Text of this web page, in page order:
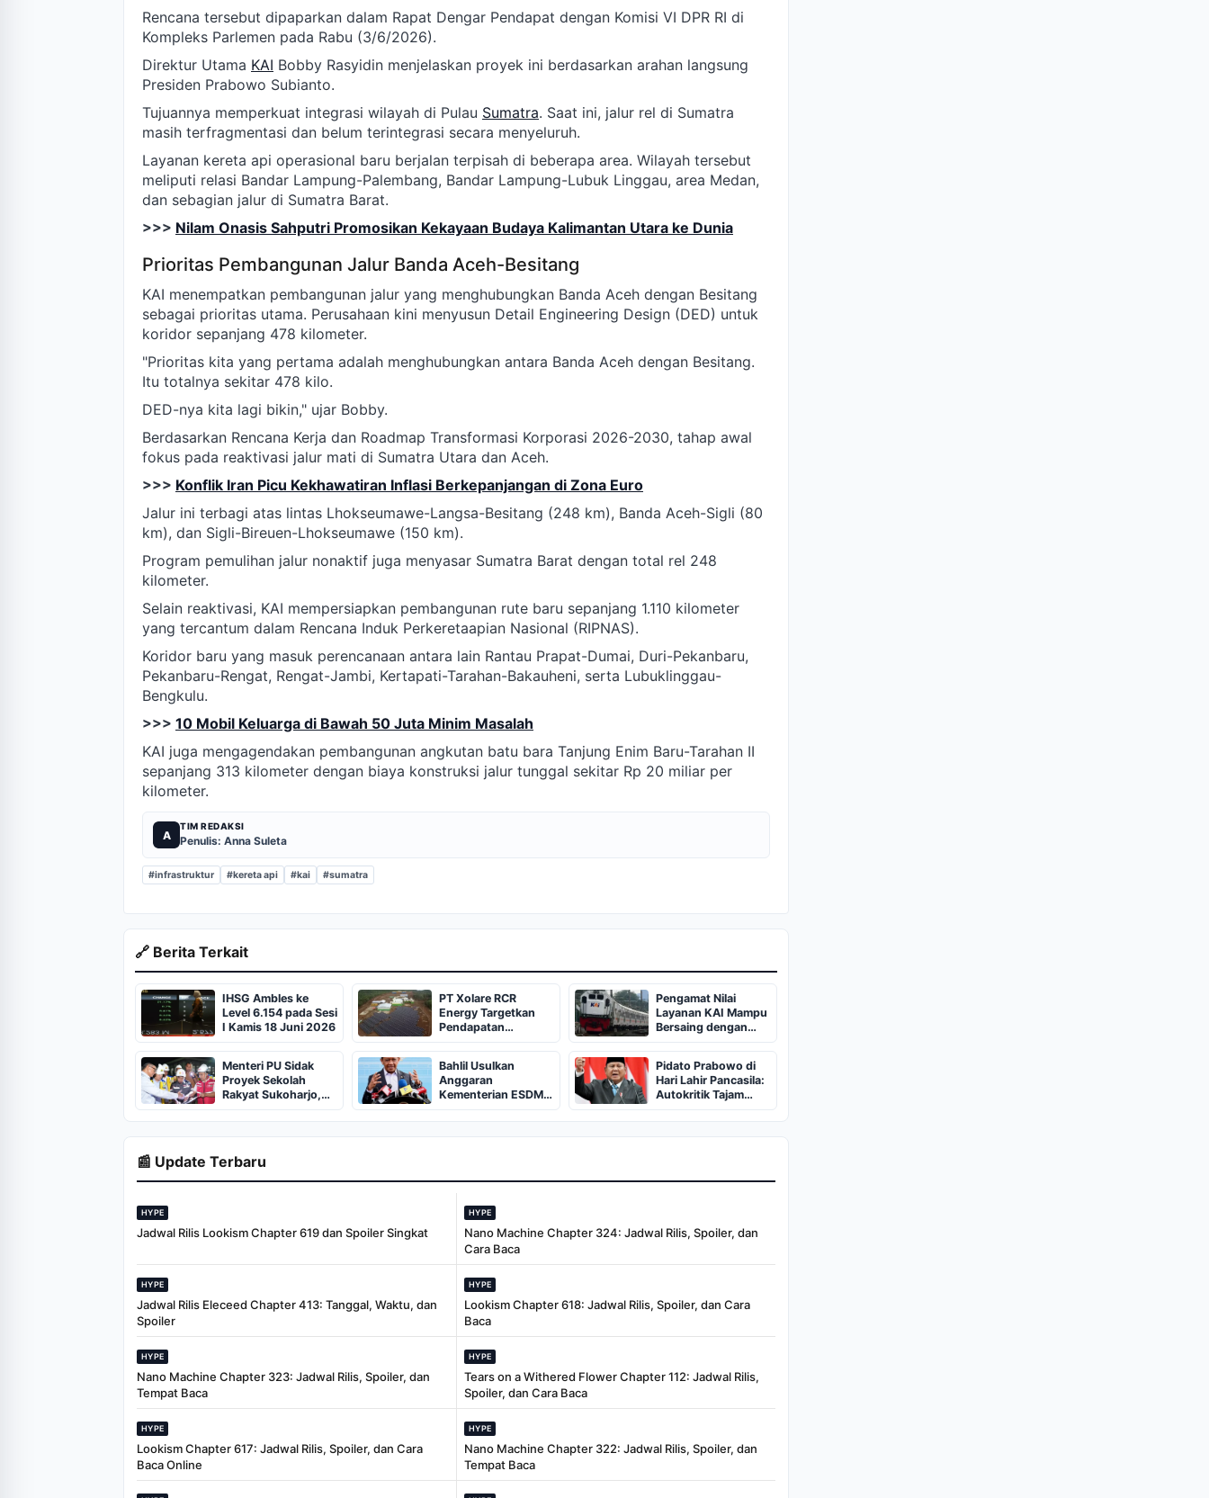
Rencana tersebut dipaparkan dalam Rapat Dengar Pendapat dengan Komisi VI DPR RI di
Kompleks Parlemen pada Rabu (3/6/2026).
Direktur Utama KAI Bobby Rasyidin menjelaskan proyek ini berdasarkan arahan langsung
Presiden Prabowo Subianto.
Tujuannya memperkuat integrasi wilayah di Pulau Sumatra. Saat ini, jalur rel di Sumatra
masih terfragmentasi dan belum terintegrasi secara menyeluruh.
Layanan kereta api operasional baru berjalan terpisah di beberapa area. Wilayah tersebut
meliputi relasi Bandar Lampung-Palembang, Bandar Lampung-Lubuk Linggau, area Medan,
dan sebagian jalur di Sumatra Barat.
>>> Nilam Onasis Sahputri Promosikan Kekayaan Budaya Kalimantan Utara ke Dunia
Prioritas Pembangunan Jalur Banda Aceh-Besitang
KAI menempatkan pembangunan jalur yang menghubungkan Banda Aceh dengan Besitang
sebagai prioritas utama. Perusahaan kini menyusun Detail Engineering Design (DED) untuk
koridor sepanjang 478 kilometer.
"Prioritas kita yang pertama adalah menghubungkan antara Banda Aceh dengan Besitang.
Itu totalnya sekitar 478 kilo.
DED-nya kita lagi bikin," ujar Bobby.
Berdasarkan Rencana Kerja dan Roadmap Transformasi Korporasi 2026-2030, tahap awal
fokus pada reaktivasi jalur mati di Sumatra Utara dan Aceh.
>>> Konflik Iran Picu Kekhawatiran Inflasi Berkepanjangan di Zona Euro
Jalur ini terbagi atas lintas Lhokseumawe-Langsa-Besitang (248 km), Banda Aceh-Sigli (80
km), dan Sigli-Bireuen-Lhokseumawe (150 km).
Program pemulihan jalur nonaktif juga menyasar Sumatra Barat dengan total rel 248
kilometer.
Selain reaktivasi, KAI mempersiapkan pembangunan rute baru sepanjang 1.110 kilometer
yang tercantum dalam Rencana Induk Perkeretaapian Nasional (RIPNAS).
Koridor baru yang masuk perencanaan antara lain Rantau Prapat-Dumai, Duri-Pekanbaru,
Pekanbaru-Rengat, Rengat-Jambi, Kertapati-Tarahan-Bakauheni, serta Lubuklinggau-
Bengkulu.
>>> 10 Mobil Keluarga di Bawah 50 Juta Minim Masalah
KAI juga mengagendakan pembangunan angkutan batu bara Tanjung Enim Baru-Tarahan II
sepanjang 313 kilometer dengan biaya konstruksi jalur tunggal sekitar Rp 20 miliar per
kilometer.
A
TIM REDAKSI
Penulis: Anna Suleta
#infrastruktur #kereta api #kai #sumatra
🔗 Berita Terkait
IHSG Ambles ke
Level 6.154 pada Sesi
I Kamis 18 Juni 2026
PT Xolare RCR
Energy Targetkan
Pendapatan
Rp412,57 Miliar pada
2026
Pengamat Nilai
Layanan KAI Mampu
Bersaing dengan
Negara Maju
Menteri PU Sidak
Proyek Sekolah
Rakyat Sukoharjo,
Pastikan Siap Juli
2026
Bahlil Usulkan
Anggaran
Kementerian ESDM
Rp 27,33 Triliun
untuk Infrastruktur
Pidato Prabowo di
Hari Lahir Pancasila:
Autokritik Tajam
untuk Pembangunan
📰 Update Terbaru
HYPE
Jadwal Rilis Lookism Chapter 619 dan Spoiler Singkat
HYPE
Nano Machine Chapter 324: Jadwal Rilis, Spoiler, dan
Cara Baca
HYPE
Jadwal Rilis Eleceed Chapter 413: Tanggal, Waktu, dan
Spoiler
HYPE
Lookism Chapter 618: Jadwal Rilis, Spoiler, dan Cara
Baca
HYPE
Nano Machine Chapter 323: Jadwal Rilis, Spoiler, dan
Tempat Baca
HYPE
Tears on a Withered Flower Chapter 112: Jadwal Rilis,
Spoiler, dan Cara Baca
HYPE
Lookism Chapter 617: Jadwal Rilis, Spoiler, dan Cara
Baca Online
HYPE
Nano Machine Chapter 322: Jadwal Rilis, Spoiler, dan
Tempat Baca